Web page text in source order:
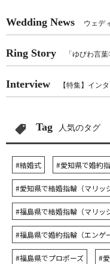
受付時
よくあるご質問
お問い合わせ
Wedding News ウェデ
Ring Story 「ゆびわ言
Interview 【特集】イン
Tag 人気のタグ
#結婚式 #愛知県で婚約
#愛知県で結婚指輪（マリッ
#福島県で結婚指輪（マリッ
#福島県で婚約指輪（エンゲ
#福島県でプロポーズ #